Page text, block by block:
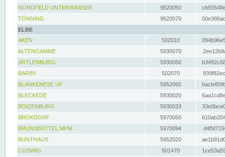
NORDFELD UNTERWASSER
9520050
TÖNNING
9520070
ELBE
AKEN
502010
ALTENGAMME
5930070
ARTLENBURG
5930050
BARBY
502070
BLANKENESE UF
5952065
BLECKEDE
5930020
BOIZENBURG
5930033
BROKDORF
5970050
BRUNSBÜTTEL MPM
5970094
BUNTHAUS
5952020
COSWIG
501470